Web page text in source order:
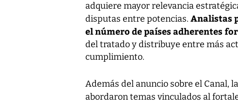
adquiere mayor relevancia
disputas entre potencias. Analistas
el número de países adherentes
del tratado y distribuye entre más
cumplimiento.
Además del anuncio sobre el Canal,
abordaron temas vinculados al